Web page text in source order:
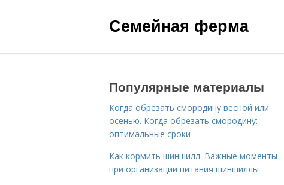
Семейная ферма
Популярные материалы
Когда обрезать смородину весной или
осенью. Когда обрезать смородину:
оптимальные сроки
Как кормить шиншилл. Важные моменты
при организации питания шиншиллы